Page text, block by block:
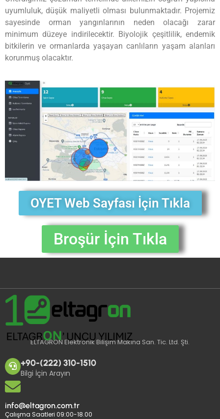
uyumluluk, düşük maliyetli olması bulunmaktadır. Projemiz
sayesinde orman yangınlarının neden olacağı zarar
minimum düzeye indirilecektir. Biyolojik çeşitlilik, endemik
bitkilerin ve ormanlarda yaşayan canlıların yaşam alanları
korunmuş olacaktır.
OYET Web Sayfası İçin Tıkla
Broşür İçin Tıkla
ELTAGRON Elektronik Bilişim Makina San. Tic. Ltd. Şti.
+90-(222) 310-1510
Bilgi İçin Arayın
info@eltagron.com.tr
Çalışma Saatleri 09:00-18.00